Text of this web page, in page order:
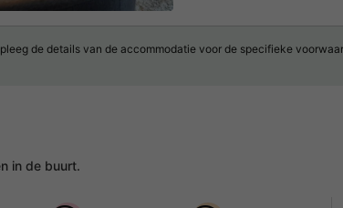
de details van de accommodatie voor de specifieke
in de buurt.